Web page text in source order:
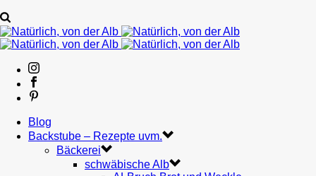
Blog
Backstube – Rezepte uvm.
Bäckerei
schwäbische Alb